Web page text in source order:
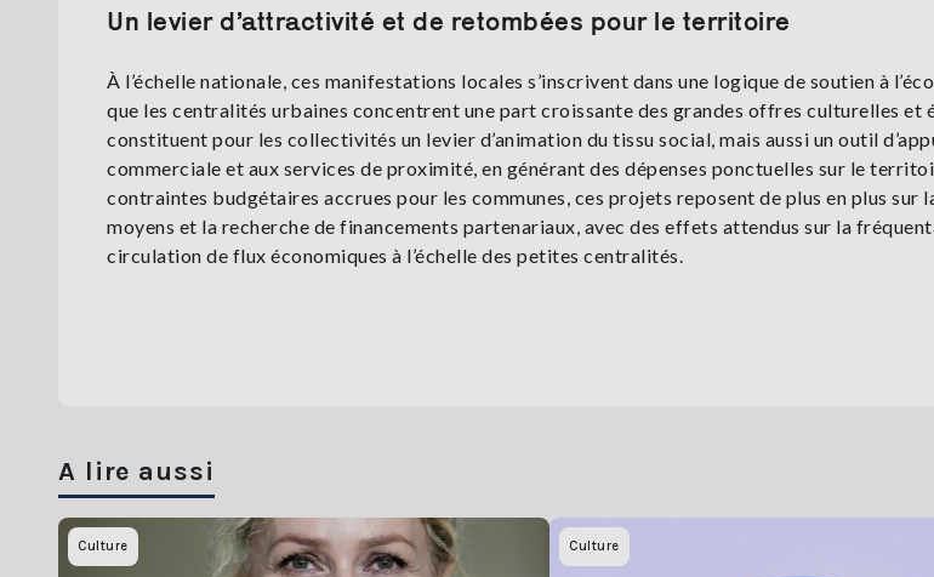
Un levier d’attractivité et de retombées pour le territoire
À l’échelle nationale, ces manifestations locales s’inscrivent dans une logique de soutien à
que les centralités urbaines concentrent une part croissante des grandes offres culturelles et
constituent pour les collectivités un levier d’animation du tissu social, mais aussi un outil
commerciale et aux services de proximité, en générant des dépenses ponctuelles sur le
contraintes budgétaires accrues pour les communes, ces projets reposent de plus en plus sur
moyens et la recherche de financements partenariaux, avec des effets attendus sur la
circulation de flux économiques à l’échelle des petites centralités.
A lire aussi
Culture Culture